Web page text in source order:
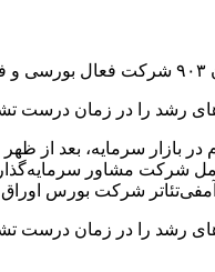
شرکت مشاور
شرکت بورس اوراق